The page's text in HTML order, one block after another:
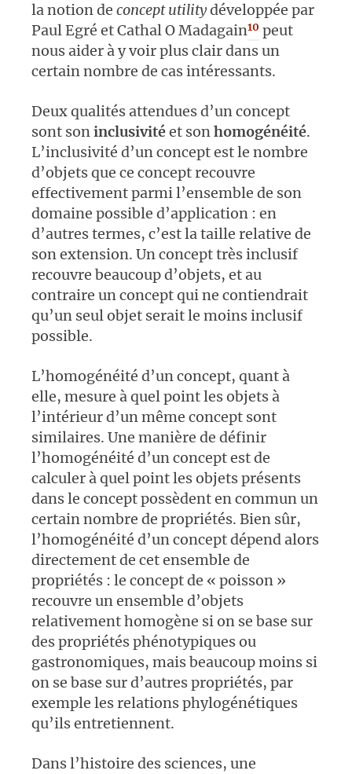
la notion de concept utilitydéveloppée par
Paul Egré et Cathal O Madagain10 peut
nous aider à y voir plus clair dans un
certain nombre de cas intéressants.
Deux qualités attendues d’un concept
sont soninclusivitéet sonhomogénéité.
L’inclusivité d’un concept est le nombre
d’objets que ce concept recouvre
effectivement parmi l’ensemble de son
domaine possible d’application : en
d’autres termes, c’est la taille relative de
son extension. Un concept très inclusif
recouvre beaucoup d’objets, et au
contraire un concept qui ne contiendrait
qu’un seul objet serait le moins inclusif
possible.
L’homogénéité d’un concept, quant à
elle, mesure à quel point les objets à
l’intérieur d’un même concept sont
similaires. Une manière de définir
l’homogénéité d’un concept est de
calculer à quel point les objets présents
dans le concept possèdent en commun un
certain nombre de propriétés. Bien sûr,
l’homogénéité d’un concept dépend alors
directement de cet ensemble de
propriétés : le concept de « poisson »
recouvre un ensemble d’objets
relativement homogène si on se base sur
des propriétés phénotypiques ou
gastronomiques, mais beaucoup moins si
on se base sur d’autres propriétés, par
exemple les relations phylogénétiques
qu’ils entretiennent.
Dans l’histoire des sciences, une